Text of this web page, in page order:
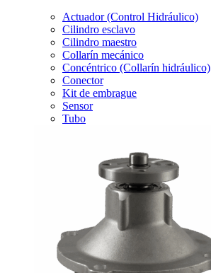
Actuador (Control Hidráulico)
Cilindro esclavo
Cilindro maestro
Collarín mecánico
Concéntrico (Collarín hidráulico)
Conector
Kit de embrague
Sensor
Tubo